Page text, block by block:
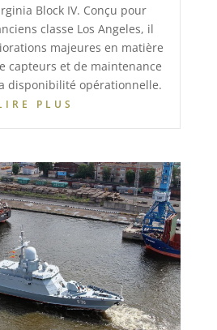
Block IV. Conçu pour
classe Los Angeles, il
majeures en matière
capteurs et de maintenance
disponibilité opérationnelle.
PLUS